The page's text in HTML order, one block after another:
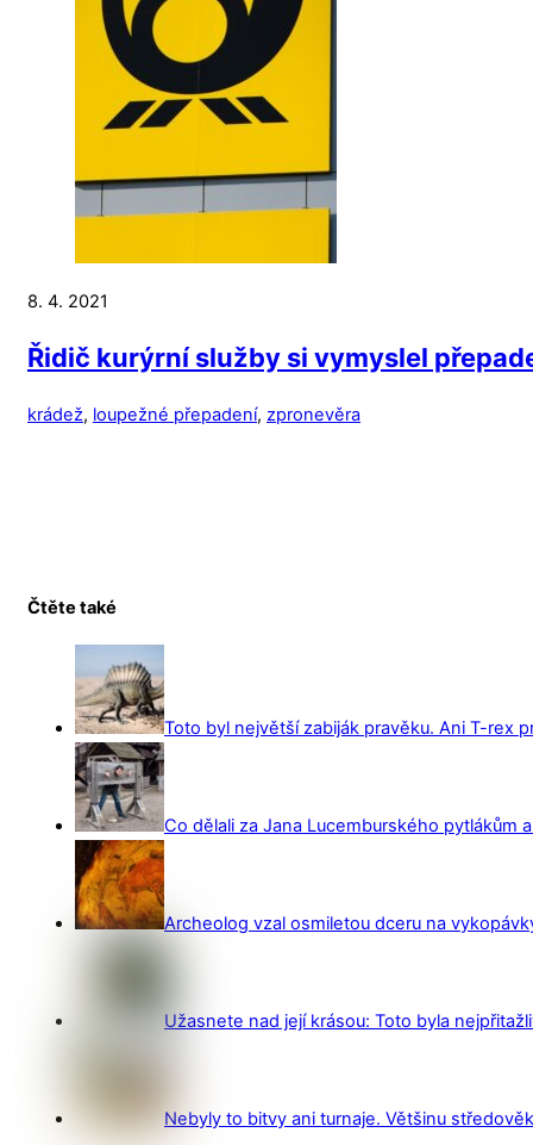
8. 4. 2021
Řidič kurýrní služby si vymyslel
krádež, loupežné přepadení, zpronevěra
Čtěte také
Toto byl největší zabiják pravěku. Ani T-rex
Co dělali za Jana Lucemburského pytlákům
Archeolog vzal osmiletou dceru na
Užasnete nad její krásou: Toto byla
Nebyly to bitvy ani turnaje. Většinu